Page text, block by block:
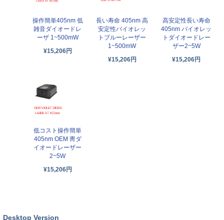
操作簡単405nm 低
雑音ダイオードレ
ーザ 1~500mW
¥15,206円
長い寿命 405nm 高
安定性バイオレッ
トブルーレーザー
1~500mW
¥15,206円
高安定性長い寿命
405nm バイオレッ
トダイオードレー
ザー2~5W
¥15,206円
低コスト操作簡単
405nm OEM 靑ダ
イオードレーザー
2~5W
¥15,206円
Desktop Version